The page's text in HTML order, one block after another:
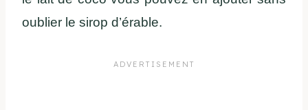
oublier le sirop d’érable.